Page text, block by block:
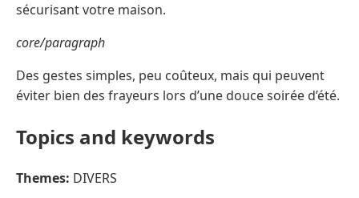
sécurisant votre maison.
core/paragraph
Des gestes simples, peu coûteux, mais qui peuvent
éviter bien des frayeurs lors d’une douce soirée d’été.
Topics and keywords
Themes: DIVERS